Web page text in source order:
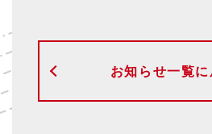
お知らせ一覧に